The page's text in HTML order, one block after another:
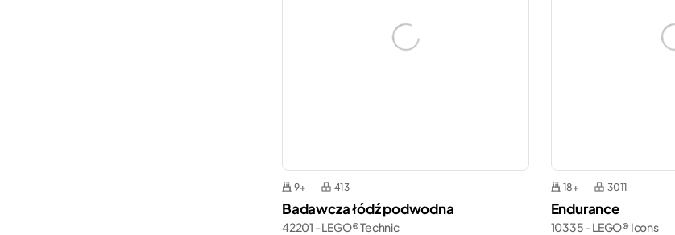
9+ 413
Badawcza łódź podwodna
42201 - LEGO® Technic
18+ 3011
Endurance
10335 - LEGO® Icons